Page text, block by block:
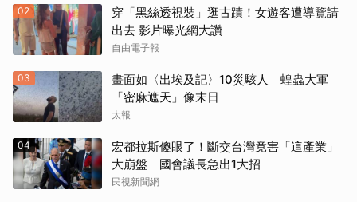
02
穿「黑絲透視裝」逛古蹟！女遊客遭導覽請
出去 影片曝光網大讚
自由電子報
03
畫面如〈出埃及記〉10災駭人 蝗蟲大軍
「密麻遮天」像末日
太報
04
宏都拉斯傻眼了！斷交台灣竟害「這產業」
大崩盤 國會議長急出1大招
民視新聞網